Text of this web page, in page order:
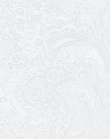
Ахметової
«Божевільна
вистави
Корольової